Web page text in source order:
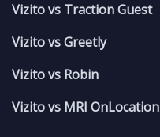
Vizito vs Traction Guest
Vizito vs Greetly
Vizito vs Robin
Vizito vs MRI OnLocation